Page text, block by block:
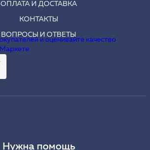
ОПЛАТА И ДОСТАВКА
КОНТАКТЫ
ВОПРОСЫ И ОТВЕТЫ
Нужна помощь